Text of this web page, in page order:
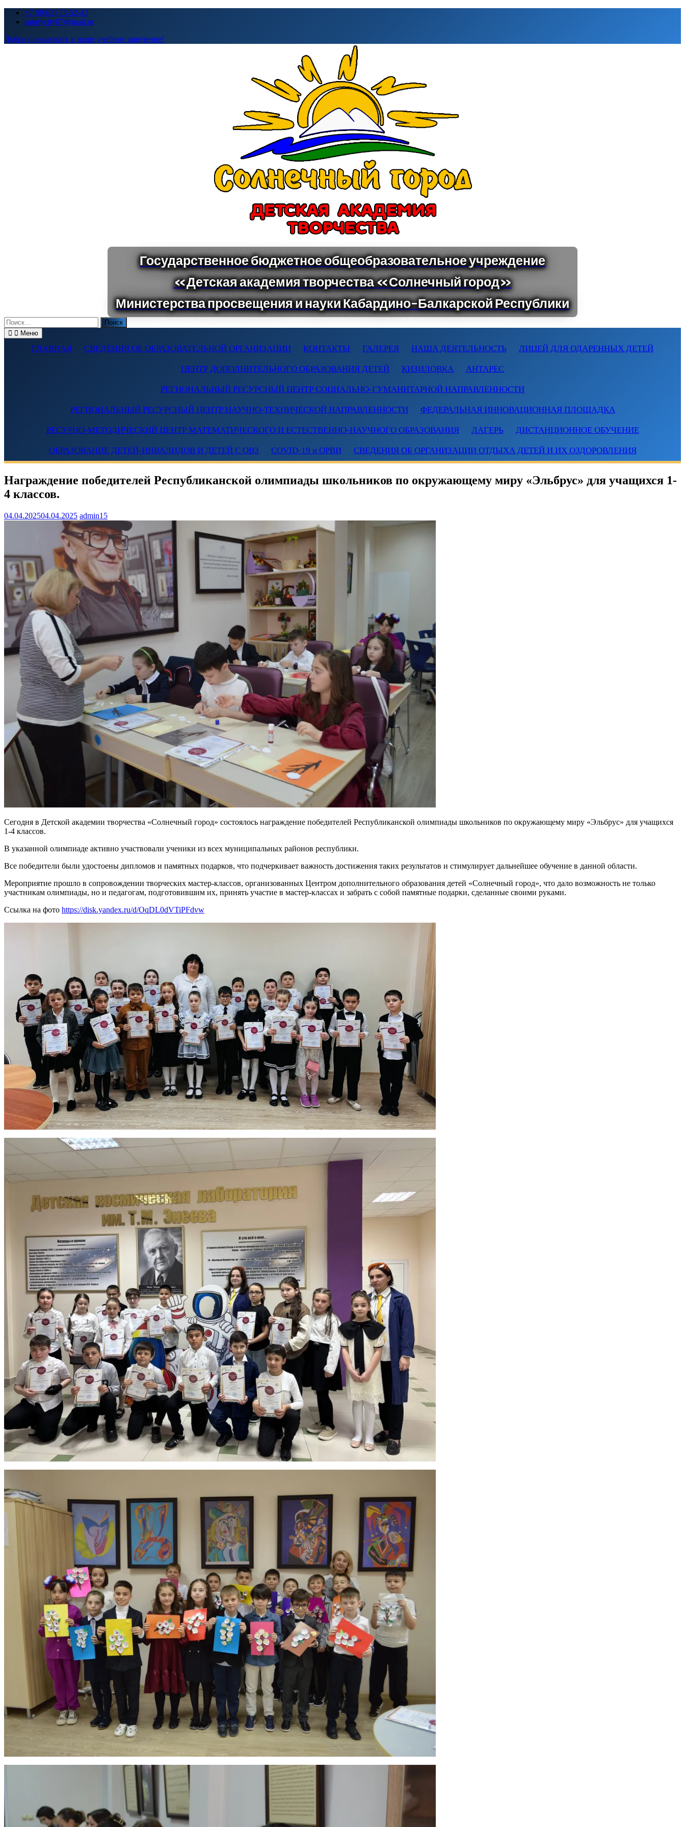
Перейти+7 (8662) 73-52-43
sunnycity07@mail.ru
Добро пожаловать в наше учебное заведение!
Поиск
по:
Меню
ГЛАВНАЯ СВЕДЕНИЯ ОБ ОБРАЗОВАТЕЛЬНОЙ ОРГАНИЗАЦИИ КОНТАКТЫ ГАЛЕРЕЯ НАША ДЕЯТЕЛЬНОСТЬ ЛИЦЕЙ ДЛЯ ОДАРЕННЫХ ДЕТЕЙ
ЦЕНТР ДОПОЛНИТЕЛЬНОГО ОБРАЗОВАНИЯ ДЕТЕЙ КИЗИЛОВКА АНТАРЕС
РЕГИОНАЛЬНЫЙ РЕСУРСНЫЙ ЦЕНТР СОЦИАЛЬНО-ГУМАНИТАРНОЙ НАПРАВЛЕННОСТИ
РЕГИОНАЛЬНЫЙ РЕСУРСНЫЙ ЦЕНТР НАУЧНО-ТЕХНИЧЕСКОЙ НАПРАВЛЕННОСТИ ФЕДЕРАЛЬНАЯ ИННОВАЦИОННАЯ ПЛОЩАДКА
РЕСУРНО-МЕТОДИЧЕСКИЙ ЦЕНТР МАТЕМАТИЧЕСКОГО И ЕСТЕСТВЕННО-НАУЧНОГО ОБРАЗОВАНИЯ ЛАГЕРЬ ДИСТАНЦИОННОЕ ОБУЧЕНИЕ
ОБРАЗОВАНИЕ ДЕТЕЙ-ИНВАЛИДОВ И ДЕТЕЙ С ОВЗ COVID-19 и ОРВИ СВЕДЕНИЯ ОБ ОРГАНИЗАЦИИ ОТДЫХА ДЕТЕЙ И ИХ ОЗДОРОВЛЕНИЯ
Награждение победителей Республиканской олимпиады школьников по окружающему миру «Эльбрус» для учащихся 1-
4 классов.
04.04.202504.04.2025 admin15
Сегодня в Детской академии творчества «Солнечный город» состоялось награждение победителей Республиканской олимпиады школьников по окружающему миру «Эльбрус» для учащихся
1-4 классов.
В указанной олимпиаде активно участвовали ученики из всех муниципальных районов республики.
Все победители были удостоены дипломов и памятных подарков, что подчеркивает важность достижения таких результатов и стимулирует дальнейшее обучение в данной области.
Мероприятие прошло в сопровождении творческих мастер-классов, организованных Центром дополнительного образования детей «Солнечный город», что дало возможность не только
участникам олимпиады, но и педагогам, подготовившим их, принять участие в мастер-классах и забрать с собой памятные подарки, сделанные своими руками.
Ссылка на фото https://disk.yandex.ru/d/OqDL0dVTiPFdvw